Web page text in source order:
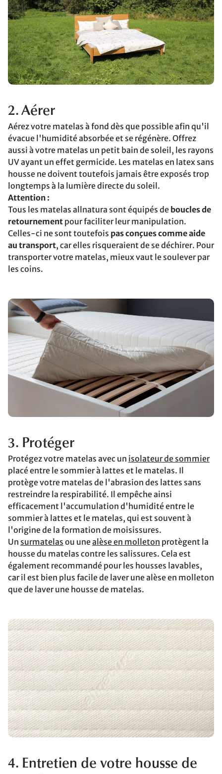
2. Aérer
Aérez votre matelas à fond dès que possible afin qu'il
évacue l'humidité absorbée et se régénère. Offrez
aussi à votre matelas un petit bain de soleil, les rayons
UV ayant un effet germicide. Les matelas en latex sans
housse ne doivent toutefois jamais être exposés trop
longtemps à la lumière directe du soleil.
Attention :
Tous les matelas allnatura sont équipés de boucles de
retournement pour faciliter leur manipulation.
Celles-ci ne sont toutefois pas conçues comme aide
au transport, car elles risqueraient de se déchirer. Pour
transporter votre matelas, mieux vaut le soulever par
les coins.
3. Protéger
Protégez votre matelas avec un isolateur de sommier
placé entre le sommier à lattes et le matelas. Il
protège votre matelas de l'abrasion des lattes sans
restreindre la respirabilité. Il empêche ainsi
efficacement l'accumulation d'humidité entre le
sommier à lattes et le matelas, qui est souvent à
l'origine de la formation de moisissures.
Un surmatelas ou unealèse en molleton protègent la
housse du matelas contre les salissures. Cela est
également recommandé pour les housses lavables,
car il est bien plus facile de laver une alèse en molleton
que de laver une housse de matelas.
4. Entretien de votre housse de